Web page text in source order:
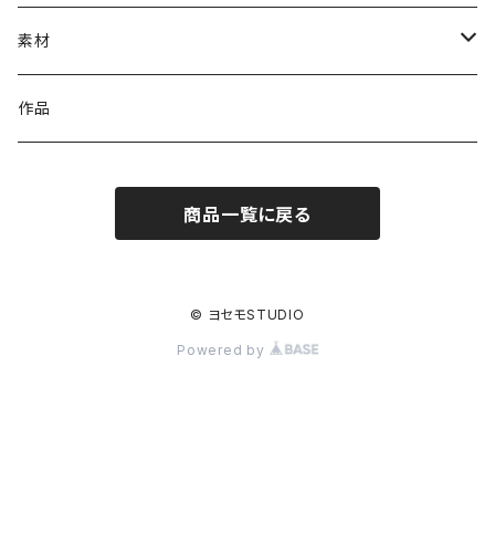
#4100番台ツメ
#4200番台ツメ
#4328番台ツメ
溶接工具（ろう付け・ハンダ付けなど）
石留工具
素材
イヤリング金具
作品
商品一覧に戻る
© ヨセモSTUDIO
Powered by